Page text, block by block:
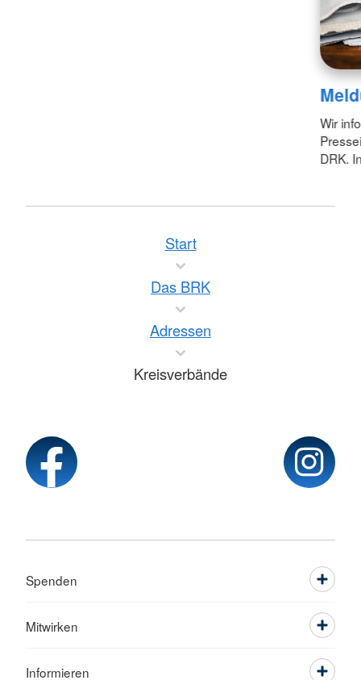
Wir
DRK.
Start
Das BRK
Adressen
Kreisverbände
Spenden
Mitwirken
Informieren